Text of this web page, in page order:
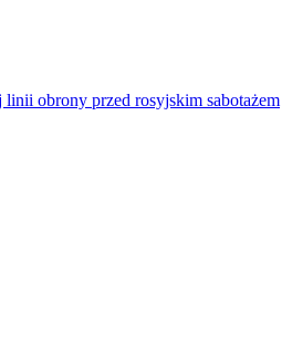
linii obrony przed rosyjskim sabotażem